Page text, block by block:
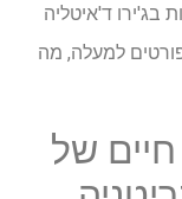
בג'ירו ד'איטליה
למעלה, מה
של